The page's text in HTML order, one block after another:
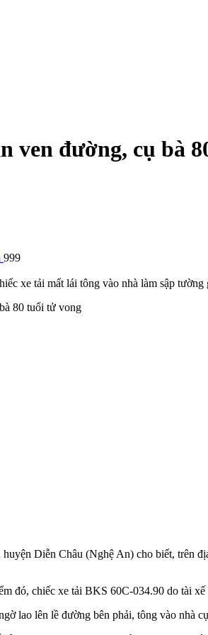
ven đường, cụ bà
999
xe tải mất lái tông vào nhà làm sập tường
Diễn Châu (Nghệ An) cho biết, trên
đó, chiếc xe tải BKS 60C-034.90 do tài
lao lên lề đường bên phải, tông vào